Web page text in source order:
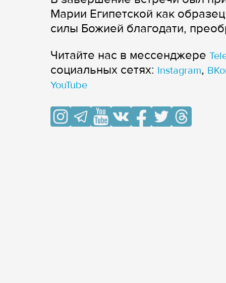
Марии Египетской как
силы Божией благодати,
Читайте нас в мессенджере
cоциальных сетях: Instagram,
YouTube